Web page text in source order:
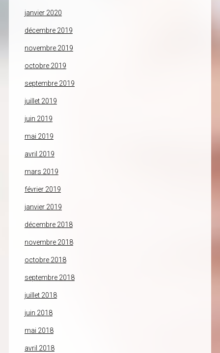
janvier 2020
décembre 2019
novembre 2019
octobre 2019
septembre 2019
juillet 2019
juin 2019
mai 2019
avril 2019
mars 2019
février 2019
janvier 2019
décembre 2018
novembre 2018
octobre 2018
septembre 2018
juillet 2018
juin 2018
mai 2018
avril 2018